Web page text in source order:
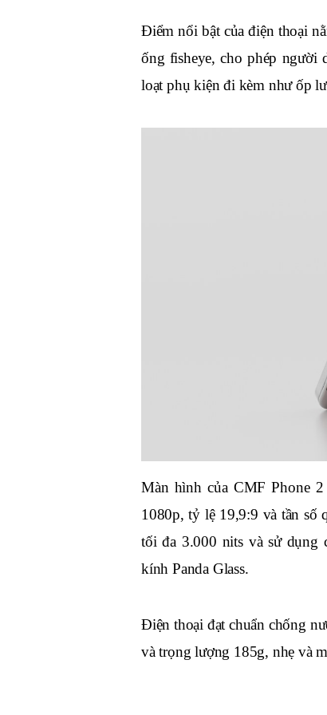
Điểm nổi bật của điện thoại
ống fisheye, cho phép người
loạt phụ kiện đi kèm như ốp
Màn hình của CMF Phone
1080p, tỷ lệ 19,9:9 và tần số
tối đa 3.000 nits và sử dụng
kính Panda Glass.
Điện thoại đạt chuẩn chống
và trọng lượng 185g, nhẹ và